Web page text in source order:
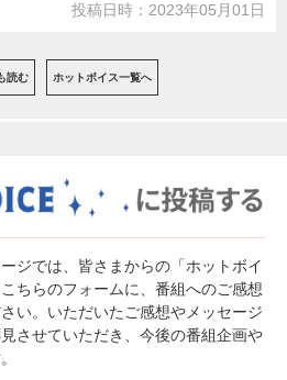
投稿日時：2023年05月01日
読む ホットボイス一覧へ
ジでは、皆さまからの「ホットボイ
ちらのフォームに、番組へのご感想
い。いただいたご感想やメッセージ
させていただき、今後の番組企画や